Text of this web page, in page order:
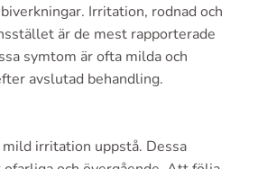
Irritation, rodnad och
är de mest rapporterade
symtom är ofta milda och
avslutad behandling.
irritation uppstå. Dessa